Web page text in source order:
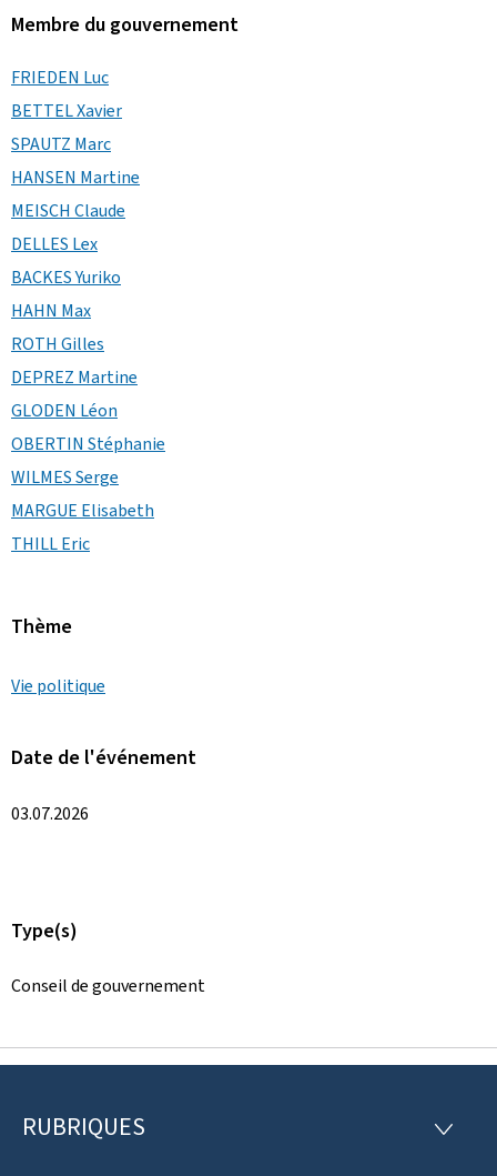
Membre du gouvernement
FRIEDEN Luc
BETTEL Xavier
SPAUTZ Marc
HANSEN Martine
MEISCH Claude
DELLES Lex
BACKES Yuriko
HAHN Max
ROTH Gilles
DEPREZ Martine
GLODEN Léon
OBERTIN Stéphanie
WILMES Serge
MARGUE Elisabeth
THILL Eric
Thème
Vie politique
Date de l'événement
03.07.2026
Type(s)
Conseil de gouvernement
P
RUBRIQUES
R